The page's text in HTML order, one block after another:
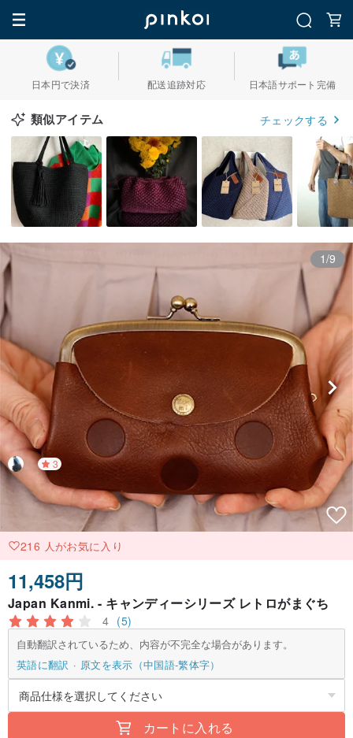
日本円で決済 配送追跡対応 日本語サポート完備
類似アイテム チェックする
1/9
3
216 人がお気に入り
11,458円
Japan Kanmi. - キャンディーシリーズ レトロがまぐち
4 (5)
自動翻訳されているため、内容が不完全な場合があります。
英語に翻訳
原文を表示（中国語-繁体字）
カートに入れる